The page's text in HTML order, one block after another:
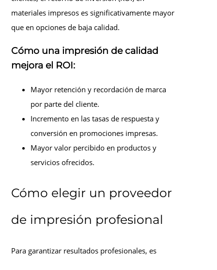
materiales impresos es significativamente mayor
que en opciones de baja calidad.
Cómo una impresión de calidad
mejora el ROI:
Mayor retención y recordación de marca
por parte del cliente.
Incremento en las tasas de respuesta y
conversión en promociones impresas.
Mayor valor percibido en productos y
servicios ofrecidos.
Cómo elegir un proveedor
de impresión profesional
Para garantizar resultados profesionales, es